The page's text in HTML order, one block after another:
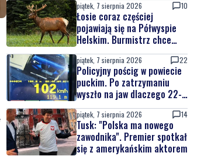
piątek, 7 sierpnia 2026 10
Łosie coraz częściej
pojawiają się na Półwyspie
Helskim. Burmistrz chce
nowych znaków drogowych
piątek, 7 sierpnia 2026 22
Policyjny pościg w powiecie
puckim. Po zatrzymaniu
wyszło na jaw dlaczego 22-
latek uciekał
piątek, 7 sierpnia 2026 14
Tusk: "Polska ma nowego
zawodnika". Premier spotkał
się z amerykańskim aktorem